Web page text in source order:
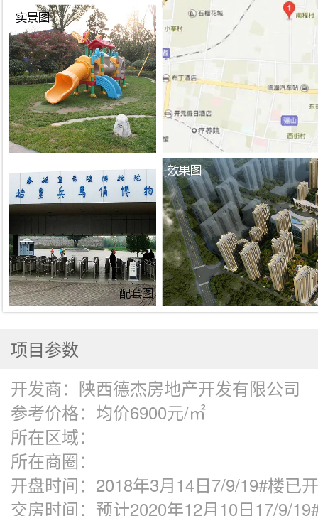
项目参数
开发商： 陕西德杰房地产开发有限公司
参考价格： 均价6900元/㎡
所在区域：
所在商圈：
开盘时间： 2018年3月14日7/9/19#楼已
交房时间： 预计2020年12月10日17/9/